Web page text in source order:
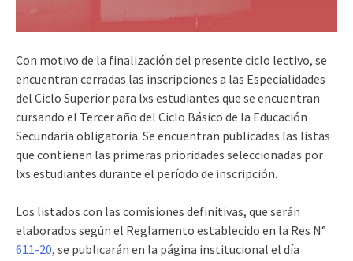
Con motivo de la finalización del presente ciclo lectivo, se
encuentran cerradas las inscripciones a las Especialidades
del Ciclo Superior para lxs estudiantes que se encuentran
cursando el Tercer año del Ciclo Básico de la Educación
Secundaria obligatoria. Se encuentran publicadas las listas
que contienen las primeras prioridades seleccionadas por
lxs estudiantes durante el período de inscripción.
Los listados con las comisiones definitivas, que serán
elaborados según el Reglamento establecido en la Res N°
611-20, se publicarán en la página institucional el día